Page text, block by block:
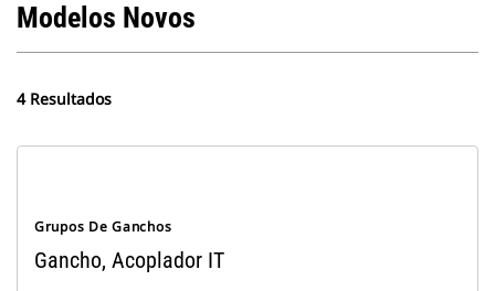
Modelos Novos
4 Resultados
Grupos De Ganchos
Gancho, Acoplador IT